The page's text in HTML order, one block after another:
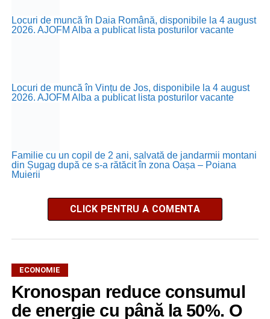
Locuri de muncă în Daia Română, disponibile la 4 august
2026. AJOFM Alba a publicat lista posturilor vacante
Locuri de muncă în Vințu de Jos, disponibile la 4 august
2026. AJOFM Alba a publicat lista posturilor vacante
Familie cu un copil de 2 ani, salvată de jandarmii montani
din Șugag după ce s-a rătăcit în zona Oașa – Poiana
Muierii
CLICK PENTRU A COMENTA
ECONOMIE
Kronospan reduce consumul
de energie cu până la 50%. O